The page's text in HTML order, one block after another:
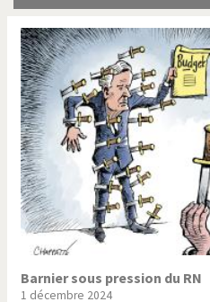
Chère énergie!
Cybermonde
Election présidentielle US
Hopp Deutschland
L'Amérique et les armes
La Chine et nous
Barnier sous pression du RN
1 décembre 2024